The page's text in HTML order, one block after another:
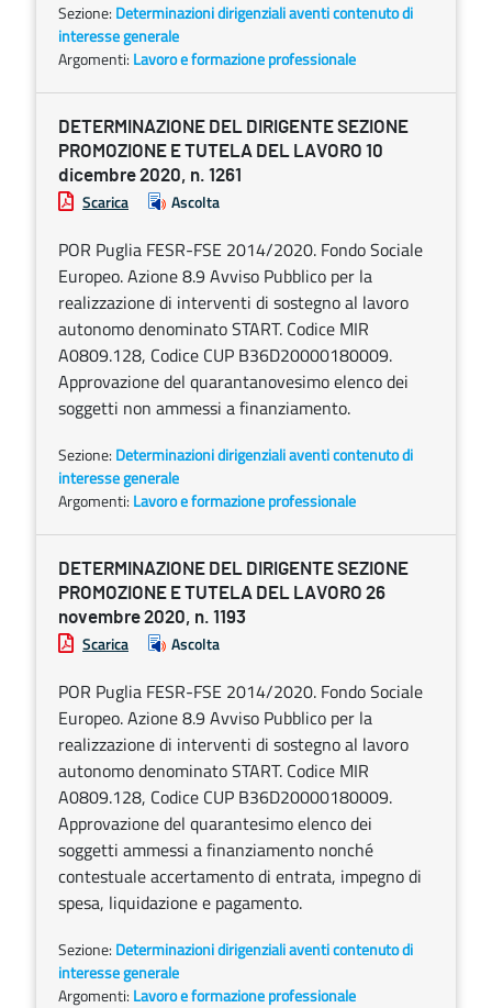
Sezione: Determinazioni dirigenziali aventi contenuto di
interesse generale
Argomenti: Lavoro e formazione professionale
DETERMINAZIONE DEL DIRIGENTE SEZIONE
PROMOZIONE E TUTELA DEL LAVORO 10
dicembre 2020, n. 1261
Scarica Ascolta
POR Puglia FESR-FSE 2014/2020. Fondo Sociale
Europeo. Azione 8.9 Avviso Pubblico per la
realizzazione di interventi di sostegno al lavoro
autonomo denominato START. Codice MIR
A0809.128, Codice CUP B36D20000180009.
Approvazione del quarantanovesimo elenco dei
soggetti non ammessi a finanziamento.
Sezione: Determinazioni dirigenziali aventi contenuto di
interesse generale
Argomenti: Lavoro e formazione professionale
DETERMINAZIONE DEL DIRIGENTE SEZIONE
PROMOZIONE E TUTELA DEL LAVORO 26
novembre 2020, n. 1193
Scarica Ascolta
POR Puglia FESR-FSE 2014/2020. Fondo Sociale
Europeo. Azione 8.9 Avviso Pubblico per la
realizzazione di interventi di sostegno al lavoro
autonomo denominato START. Codice MIR
A0809.128, Codice CUP B36D20000180009.
Approvazione del quarantesimo elenco dei
soggetti ammessi a finanziamento nonché
contestuale accertamento di entrata, impegno di
spesa, liquidazione e pagamento.
Sezione: Determinazioni dirigenziali aventi contenuto di
interesse generale
Argomenti: Lavoro e formazione professionale